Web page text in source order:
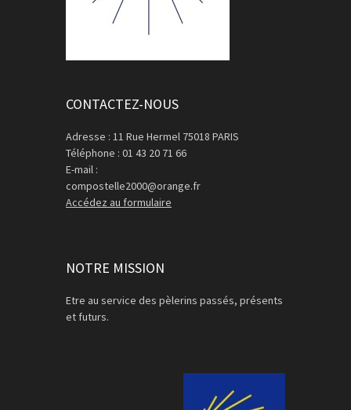
CONTACTEZ-NOUS
Adresse : 11 Rue Hermel 75018 PARIS
Téléphone : 01 43 20 71 66
E-mail :
compostelle2000@orange.fr
Accédez au formulaire
NOTRE MISSION
Etre au service des pèlerins passés, présents
et futurs.